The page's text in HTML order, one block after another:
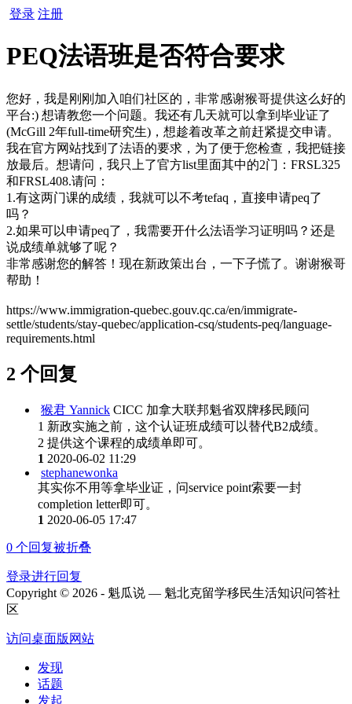
登录 注册
PEQ法语班是否符合要求
您好，我是刚刚加入咱们社区的，非常感谢猴哥提供这么好的
平台:) 想请教您一个问题。我还有几天就可以拿到毕业证了
(McGill 2年full-time研究生)，想趁着改革之前赶紧提交申请。
我在官方网站找到了法语的要求，为了便于您检查，我把链接
放最后。想请问，我只上了官方list里面其中的2门：FRSL325
和FRSL408.请问：
1.有这两门课的成绩，我就可以不考tefaq，直接申请peq了
吗？
2.如果可以申请peq了，我需要开什么法语学习证明吗？还是
说成绩单就够了呢？
非常感谢您的解答！现在新政策出台，一下子慌了。谢谢猴哥
帮助！
https://www.immigration-quebec.gouv.qc.ca/en/immigrate-
settle/students/stay-quebec/application-csq/students-peq/language-
requirements.html
2 个回复
猴君 Yannick CICC 加拿大联邦魁省双牌移民顾问
1 新政实施之前，这个认证班成绩可以替代B2成绩。
2 提供这个课程的成绩单即可。
1 2020-06-02 11:29
stephanewonka
其实你不用等拿毕业证，问service point索要一封
completion letter即可。
1 2020-06-05 17:47
0 个回复被折叠
登录进行回复
Copyright © 2026 - 魁瓜说 — 魁北克留学移民生活知识问答社
区
访问桌面版网站
发现
话题
发起